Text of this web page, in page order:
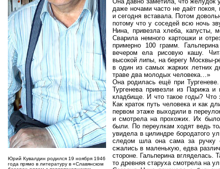
Юрий Кувалдин родился 19 ноября 1946
года прямо в литературу в «Славянском
даже ночами часто не даёт покоя,
и сегодня вставала. Потом
потому что у соседей всю ночь
Нина, привезла хлеба, капусты,
Сварила немного картошки и
примерно 100 грамм.
вечером ела рисовую кашу.
высокой липы, на берегу Москвы-
в один из самых жарких летних
траве два молодых человека…»
Она родилась ещё при
Тургенева привезли из Парижа и
кладбище. И что такое годы? Что
Как краток путь человека и как
первом этаже выходили в
и смотрела на прохожих. Их
были. По переулкам ходят ведь
увидела в цилиндре бородатого
следом шла она сама за ручку
сжались в маленькую, едва
стороне. Гальперина вгляделась.
то древняя старуха смотрела на